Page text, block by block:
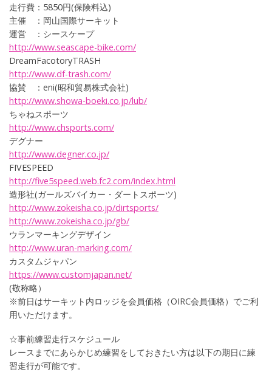
走行費：5850円(保険料込)
主催 ：岡山国際サーキット
運営 ：シースケープ
http://www.seascape-bike.com/
DreamFacotoryTRASH
http://www.df-trash.com/
協賛 ：eni(昭和貿易株式会社)
http://www.showa-boeki.co.jp/lub/
ちゃねスポーツ
http://www.chsports.com/
デグナー
http://www.degner.co.jp/
FIVESPEED
http://five5speed.web.fc2.com/index.html
造形社(ガールズバイカー・ダートスポーツ)
http://www.zokeisha.co.jp/dirtsports/
http://www.zokeisha.co.jp/gb/
ウランマーキングデザイン
http://www.uran-marking.com/
カスタムジャパン
https://www.customjapan.net/
(敬称略）
※前日はサーキット内ロッジを会員価格（OIRC会員価格）でご利
用いただけます。
☆事前練習走行スケジュール
レースまでにあらかじめ練習をしておきたい方は以下の期日に練
習走行が可能です。